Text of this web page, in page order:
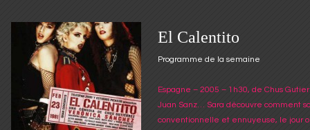
El Calentito
Programme de la semaine
Espagne – 2005 – 1h30, de Chus
Juan Sanz… Sara découvre comment
conventionnelle et ennuyeuse, le jour